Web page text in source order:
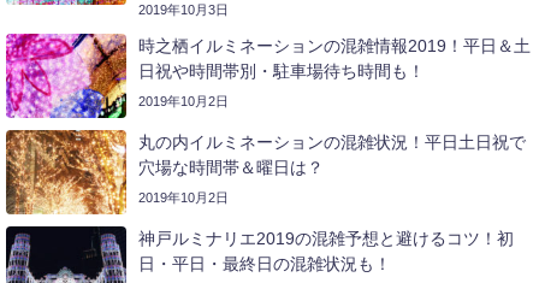
2019年10月3日
時之栖イルミネーションの混雑情報2019！平日＆土
日祝や時間帯別・駐車場待ち時間も！
2019年10月2日
丸の内イルミネーションの混雑状況！平日土日祝で
穴場な時間帯＆曜日は？
2019年10月2日
神戸ルミナリエ2019の混雑予想と避けるコツ！初
日・平日・最終日の混雑状況も！